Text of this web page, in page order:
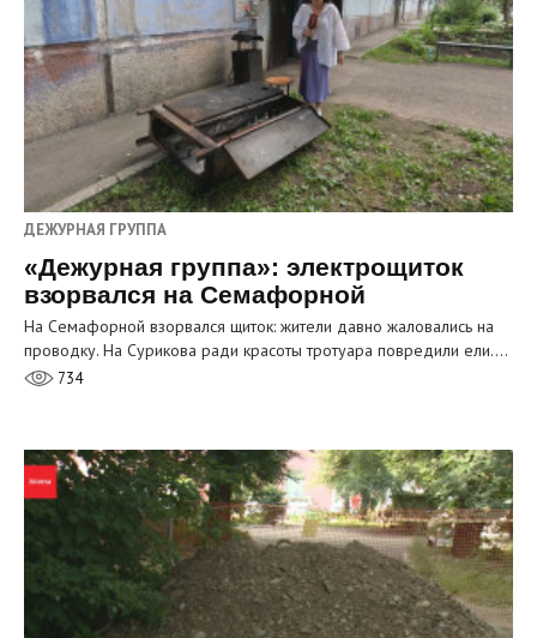
ДЕЖУРНАЯ ГРУППА
«Дежурная группа»: электрощиток
взорвался на Семафорной
На Семафорной взорвался щиток: жители давно жаловались на
проводку. На Сурикова ради красоты тротуара повредили ели.…
734